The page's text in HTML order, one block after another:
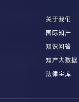
关于我们
国际知产
知识问答
知产大数据
法律宝库